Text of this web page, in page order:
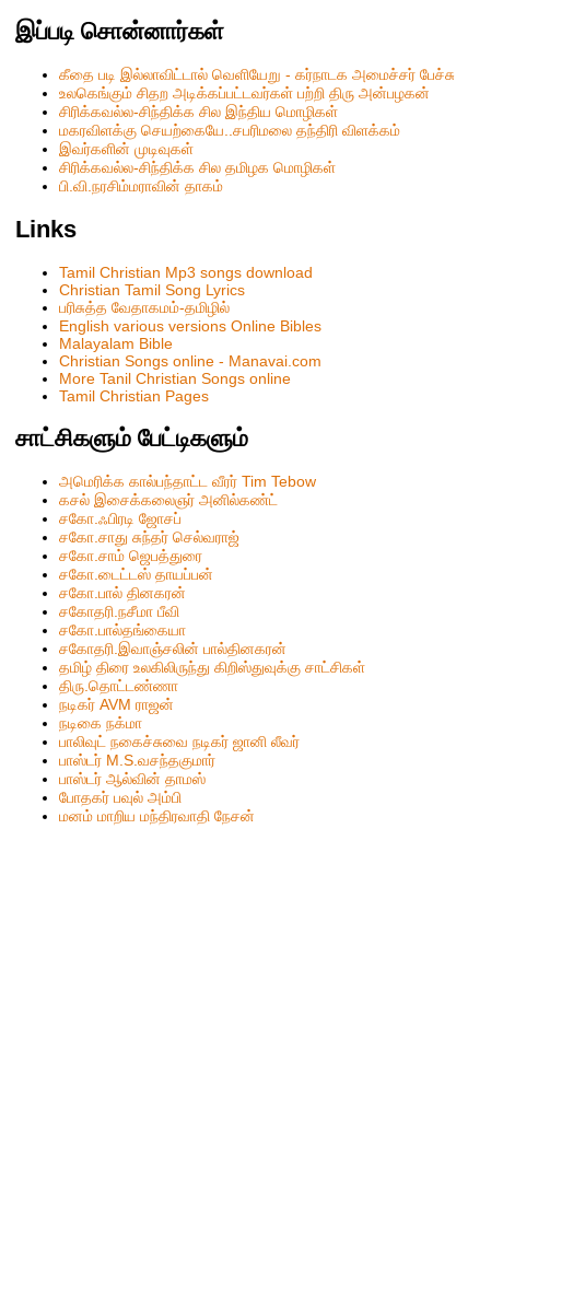
இப்படி சொன்னார்கள்
கீதை படி இல்லாவிட்டால் வெளியேறு - கர்நாடக அமைச்சர் பேச்சு
உலகெங்கும் சிதற அடிக்கப்பட்டவர்கள் பற்றி திரு அன்பழகன்
சிரிக்கவல்ல-சிந்திக்க சில இந்திய மொழிகள்
மகரவிளக்கு செயற்கையே..சபரிமலை தந்திரி விளக்கம்
இவர்களின் முடிவுகள்
சிரிக்கவல்ல-சிந்திக்க சில தமிழக மொழிகள்
பி.வி.நரசிம்மராவின் தாகம்
Links
Tamil Christian Mp3 songs download
Christian Tamil Song Lyrics
பரிசுத்த வேதாகமம்-தமிழில்
English various versions Online Bibles
Malayalam Bible
Christian Songs online - Manavai.com
More Tanil Christian Songs online
Tamil Christian Pages
சாட்சிகளும் பேட்டிகளும்
அமெரிக்க கால்பந்தாட்ட வீரர் Tim Tebow
கசல் இசைக்கலைஞர் அனில்கண்ட்
சகோ.ஃபிரடி ஜோசப்
சகோ.சாது சுந்தர் செல்வராஜ்
சகோ.சாம் ஜெபத்துரை
சகோ.டைட்டஸ் தாயப்பன்
சகோ.பால் தினகரன்
சகோதரி.நசீமா பீவி
ச‌கோ.பால்த‌ங்கையா
ச‌கோதரி.இவாஞ்சலின் பால்தின‌க‌ர‌ன்
தமிழ் திரை உலகிலிருந்து கிறிஸ்துவுக்கு சாட்சிகள்
திரு.தொட்டண்ணா
நடிகர் AVM ராஜன்
நடிகை நக்மா
பாலிவுட் நகைச்சுவை நடிகர் ஜானி லீவர்
பாஸ்டர் M.S.வசந்தகுமார்
பாஸ்டர் ஆல்வின் தாமஸ்
போதகர் பவுல் அம்பி
மனம் மாறிய மந்திரவாதி நேசன்